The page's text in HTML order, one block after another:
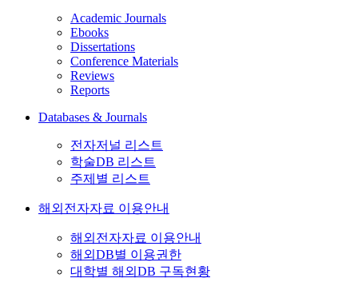
Academic Journals
Ebooks
Dissertations
Conference Materials
Reviews
Reports
Databases & Journals
전자저널 리스트
학술DB 리스트
주제별 리스트
해외전자자료 이용안내
해외전자자료 이용안내
해외DB별 이용권한
대학별 해외DB 구독현황